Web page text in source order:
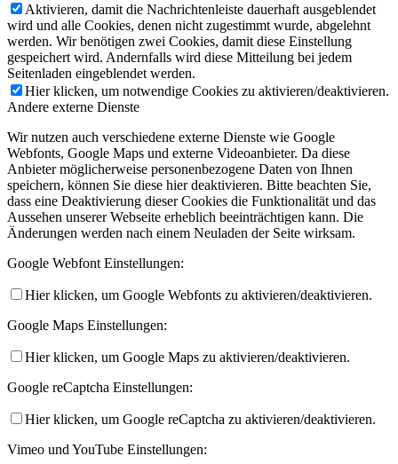
Aktivieren, damit die Nachrichtenleiste dauerhaft ausgeblendet
wird und alle Cookies, denen nicht zugestimmt wurde, abgelehnt
werden. Wir benötigen zwei Cookies, damit diese Einstellung
gespeichert wird. Andernfalls wird diese Mitteilung bei jedem
Seitenladen eingeblendet werden.
Hier klicken, um notwendige Cookies zu aktivieren/deaktivieren.
Andere externe Dienste
Wir nutzen auch verschiedene externe Dienste wie Google
Webfonts, Google Maps und externe Videoanbieter. Da diese
Anbieter möglicherweise personenbezogene Daten von Ihnen
speichern, können Sie diese hier deaktivieren. Bitte beachten Sie,
dass eine Deaktivierung dieser Cookies die Funktionalität und das
Aussehen unserer Webseite erheblich beeinträchtigen kann. Die
Änderungen werden nach einem Neuladen der Seite wirksam.
Google Webfont Einstellungen:
Hier klicken, um Google Webfonts zu aktivieren/deaktivieren.
Google Maps Einstellungen:
Hier klicken, um Google Maps zu aktivieren/deaktivieren.
Google reCaptcha Einstellungen:
Hier klicken, um Google reCaptcha zu aktivieren/deaktivieren.
Vimeo und YouTube Einstellungen: